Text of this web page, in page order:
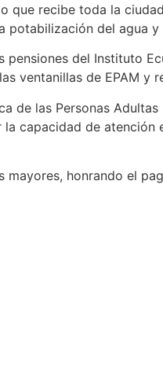
recibe toda la
del agua
del Instituto
ventanillas de EPAM y
de las Personas
capacidad de
honrando el